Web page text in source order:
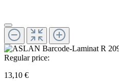
Regular price:
13,10 €